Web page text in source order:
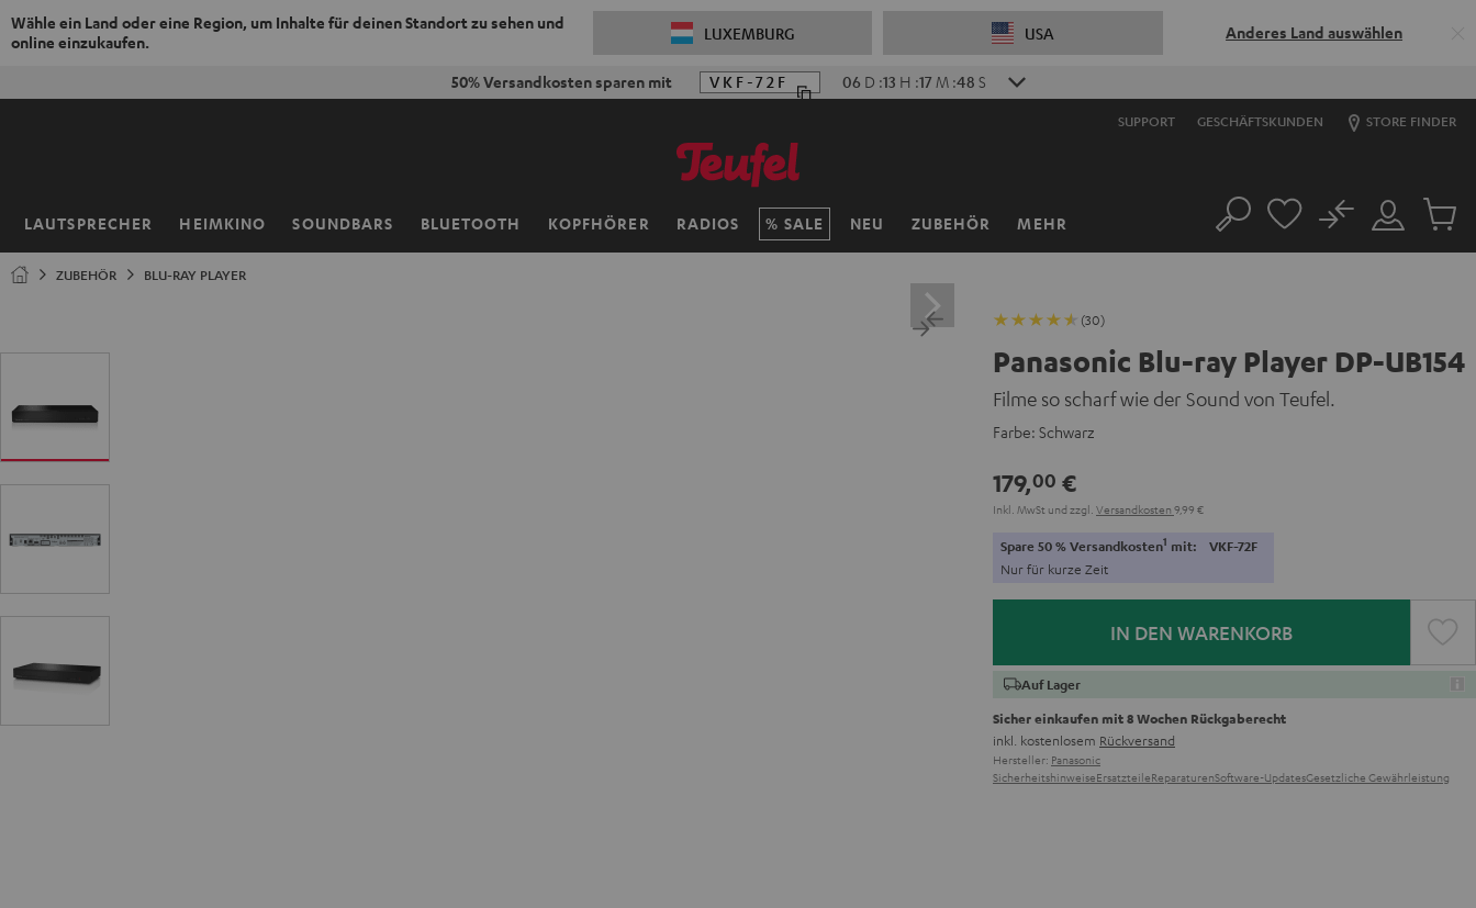
Wähle ein Land oder eine Region, um Inhalte für deinen Standort zu sehen und
online einzukaufen.
LUXEMBURG USA Anderes Land auswählen
50% Versandkosten sparen mit VKF-72F 06 D :13 H :17 M :47 S
SUPPORT GESCHÄFTSKUNDEN STORE FINDER
LAUTSPRECHER HEIMKINO SOUNDBARS BLUETOOTH KOPFHÖRER RADIOS SALE NEU ZUBEHÖR MEHR
Startseite Suche
Mein
Konto
No
Artikel
ZUBEHÖR BLU-RAY PLAYER
(30)
Panasonic Blu-ray Player DP-UB154
Filme so scharf wie der Sound von Teufel.
Farbe: Schwarz
179,00 €
Inkl. MwSt und zzgl. Versandkosten 9,99 €
Spare 50 % Versandkosten1 mit: VKF-72F
Nur für kurze Zeit
IN DEN WARENKORB
Auf Lager
Sicher einkaufen mit 8 Wochen Rückgaberecht
inkl. kostenlosem Rückversand
Hersteller: Panasonic
SicherheitshinweiseErsatzteileReparaturenSoftware-UpdatesGesetzliche Gewährleistung